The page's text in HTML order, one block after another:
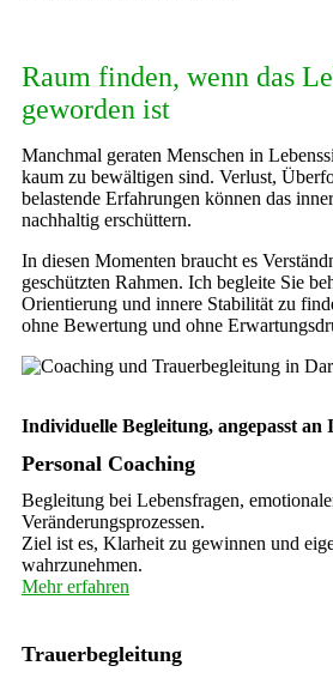
Raum finden, wenn das
geworden ist
Manchmal geraten Menschen in
kaum zu bewältigen sind. Verlust,
belastende Erfahrungen können das
nachhaltig erschüttern.
In diesen Momenten braucht es
geschützten Rahmen. Ich begleite Sie
Orientierung und innere Stabilität zu
ohne Bewertung und ohne
Individuelle Begleitung, angepasst an
Personal Coaching
Begleitung bei Lebensfragen,
Veränderungsprozessen.
Ziel ist es, Klarheit zu gewinnen und
wahrzunehmen.
Mehr erfahren
Trauerbegleitung